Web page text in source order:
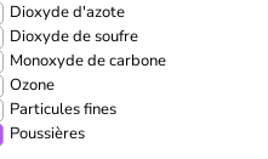
Dioxyde d'azote
Dioxyde de soufre
Monoxyde de carbone
Ozone
Particules fines
Poussières